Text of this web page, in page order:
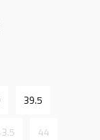
39.5
44